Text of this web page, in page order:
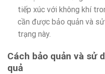
tiếp xúc với không khí
cần được bảo quản và
trạng này.
Cách bảo quản và sử
quả